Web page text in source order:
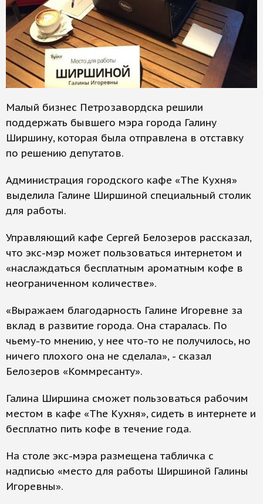
Малый бизнес Петрозавордска решили
поддержать бывшего мэра города Галину
Ширшину, которая была отправлена в отставку
по решению депутатов.
Администрация городского кафе «The Кухня»
выделила Галине Ширшиной специальный столик
для работы.
Управляющий кафе Сергей Белозеров рассказал,
что экс-мэр может пользоваться интернетом и
«наслаждаться бесплатным ароматным кофе в
неограниченном количестве».
«Выражаем благодарность Галине Игоревне за
вклад в развитие города. Она старалась. По
чьему-то мнению, у нее что-то не получилось, но
ничего плохого она не сделала», - сказал
Белозеров «Коммресанту».
Галина Ширшина сможет пользоваться рабочим
местом в кафе «The Кухня», сидеть в интернете и
бесплатно пить кофе в течение года.
На столе экс-мэра размещена табличка с
надписью «место для работы Ширшиной Галины
Игоревны».